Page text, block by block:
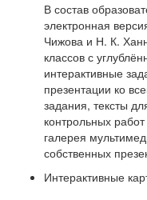
В состав
электронная
Чижова и Н. К.
классов с
интерактивные
презентации ко
задания, тексты
контрольных
галерея
собственных
Интерактивные